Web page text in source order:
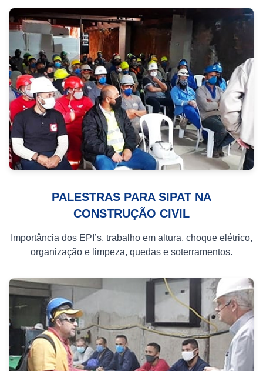
PALESTRAS PARA SIPAT NA
CONSTRUÇÃO CIVIL
Importância dos EPI’s, trabalho em altura, choque elétrico,
organização e limpeza, quedas e soterramentos.